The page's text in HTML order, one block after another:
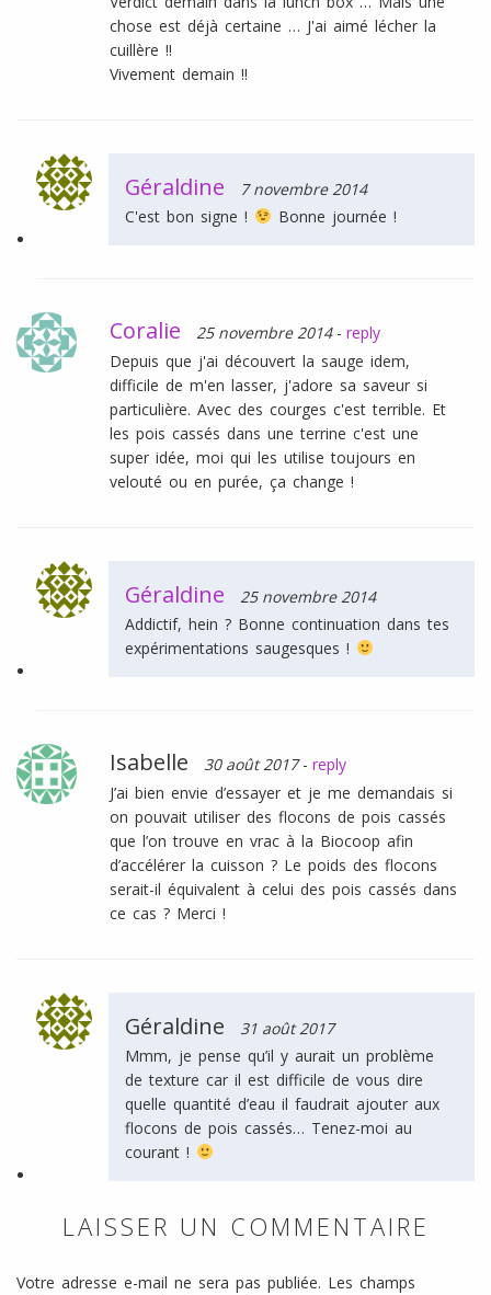
chose est déjà certaine … J'ai aimé lécher la
cuillère !!
Vivement demain !!
Géraldine
7 novembre 2014
C'est bon signe !
Bonne journée !
Coralie 25 novembre 2014 - reply
Depuis que j'ai découvert la sauge idem,
difficile de m'en lasser, j'adore sa saveur si
particulière. Avec des courges c'est terrible. Et
les pois cassés dans une terrine c'est une
super idée, moi qui les utilise toujours en
velouté ou en purée, ça change !
Géraldine
25 novembre 2014
Addictif, hein ? Bonne continuation dans tes
expérimentations saugesques !
Isabelle 30 août 2017 - reply
J’ai bien envie d’essayer et je me demandais si
on pouvait utiliser des flocons de pois cassés
que l’on trouve en vrac à la Biocoop afin
d’accélérer la cuisson ? Le poids des flocons
serait-il équivalent à celui des pois cassés dans
ce cas ? Merci !
Géraldine
31 août 2017
Mmm, je pense qu’il y aurait un problème
de texture car il est difficile de vous dire
quelle quantité d’eau il faudrait ajouter aux
flocons de pois cassés… Tenez-moi au
courant !
LAISSER UN COMMENTAIRE
Votre adresse e-mail ne sera pas publiée. Les champs